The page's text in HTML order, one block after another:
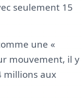
seulement 15
une «
mouvement, il y
millions aux